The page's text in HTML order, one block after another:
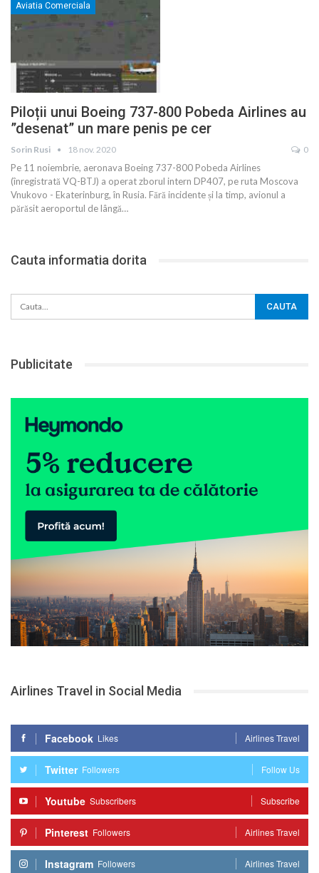
Aviatia Comerciala
Piloții unui Boeing 737-800 Pobeda Airlines au
”desenat” un mare penis pe cer
Sorin Rusi 18 nov. 2020 0
Pe 11 noiembrie, aeronava Boeing 737-800 Pobeda Airlines
(înregistrată VQ-BTJ) a operat zborul intern DP407, pe ruta Moscova
Vnukovo - Ekaterinburg, în Rusia. Fără incidente și la timp, avionul a
părăsit aeroportul de lângă…
Cauta informatia dorita
Publicitate
Airlines Travel in Social Media
Facebook Likes Airlines Travel
Twitter Followers Follow Us
Youtube Subscribers Subscribe
Pinterest Followers Airlines Travel
Instagram Followers Airlines Travel